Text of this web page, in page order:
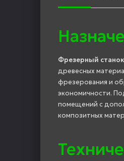
Фрезерный станок
древесных
фрезерования и
экономичности.
помещений с
композитных